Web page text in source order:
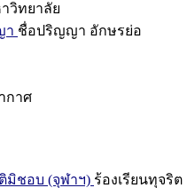
วิทยาลัย
า ชื่อปริญญา อักษรย่อ
กาศ
มิชอบ (จุฬาฯ) ร้องเรียนทุจริต